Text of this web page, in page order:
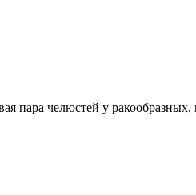
пара челюстей у